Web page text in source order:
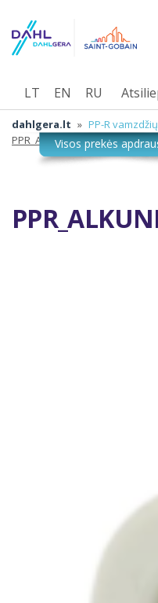
LT EN RU
dahlgera.lt » PP-R